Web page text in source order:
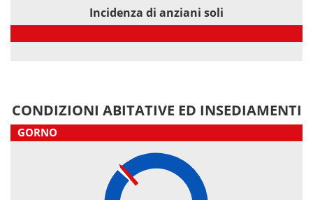
Incidenza di anziani soli
CONDIZIONI ABITATIVE ED INSEDIAMENTI
GORNO